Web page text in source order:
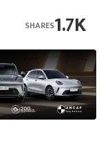
1.7K
SHARES